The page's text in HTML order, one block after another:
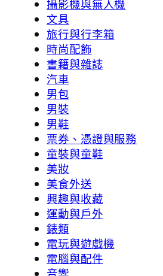
攝影機與無人機
文具
旅行與行李箱
時尚配飾
書籍與雜誌
汽車
男包
男裝
男鞋
票券、憑證與服務
童裝與童鞋
美妝
美食外送
興趣與收藏
運動與戶外
錶類
電玩與遊戲機
電腦與配件